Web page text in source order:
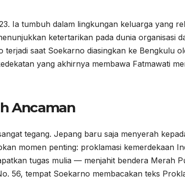
Ia tumbuh dalam lingkungan keluarga yang
ketertarikan pada dunia organisasi
saat Soekarno diasingkan ke Bengkulu
yang akhirnya membawa Fatmawati
Ancaman
tegang. Jepang baru saja menyerah
momen penting: proklamasi kemerdekaan
tugas mulia — menjahit bendera Merah
56, tempat Soekarno membacakan teks